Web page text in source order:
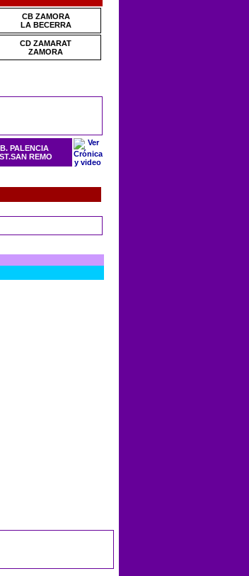
CB ZAMORA
LA BECERRA
CD ZAMARAT
ZAMORA
PALENCIA
REMO